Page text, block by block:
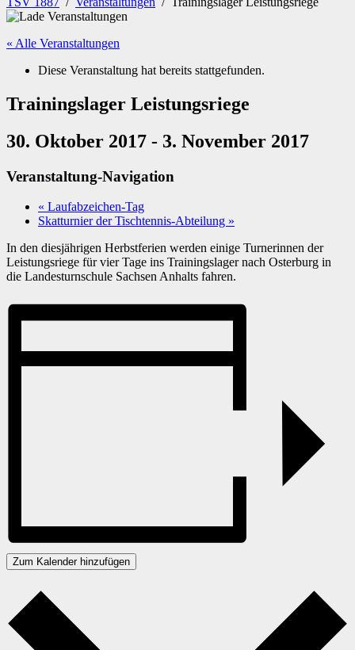
« Alle Veranstaltungen
Diese Veranstaltung hat bereits stattgefunden.
Trainingslager Leistungsriege
30. Oktober 2017 - 3. November 2017
Veranstaltung-Navigation
« Laufabzeichen-Tag
Skatturnier der Tischtennis-Abteilung »
In den diesjährigen Herbstferien werden einige Turnerinnen der
Leistungsriege für vier Tage ins Trainingslager nach Osterburg in
die Landesturnschule Sachsen Anhalts fahren.
Zum Kalender hinzufügen